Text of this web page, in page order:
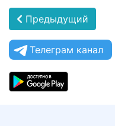
Предыдущий
Телеграм канал